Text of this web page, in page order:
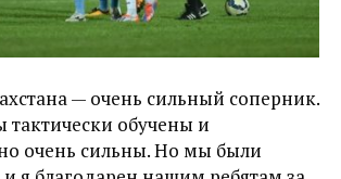
— очень сильный соперник.
тактически обучены и
очень сильны. Но мы были